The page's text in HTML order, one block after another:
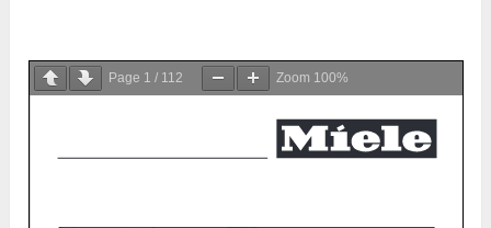
Page 1 / 112 Zoom 100%